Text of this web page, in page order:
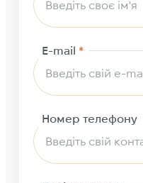
E-mail *
Номер телефону